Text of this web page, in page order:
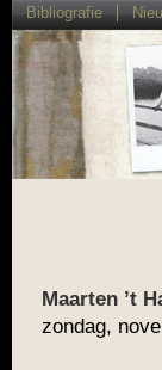
Bibliografie
Maarten ’t
zondag,